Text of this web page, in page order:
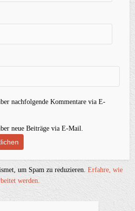
nachfolgende Kommentare via E-
neue Beiträge via E-Mail.
um Spam zu reduzieren.Erfahre, wie
werden.